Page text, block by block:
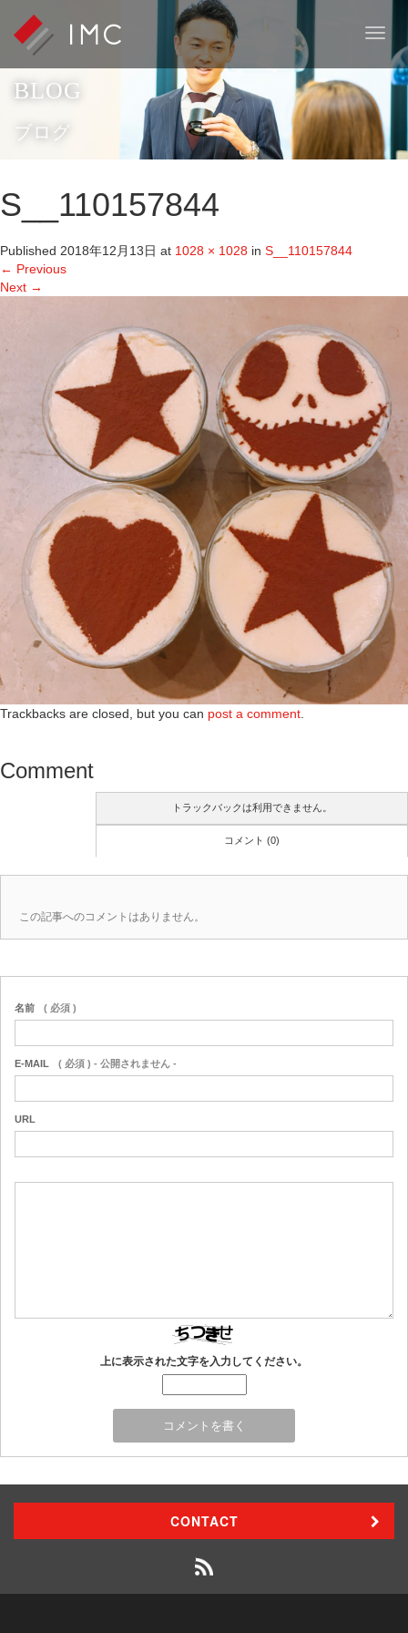
T
g
l
e
a
BLOG
ブログ
S__110157844
Published 2018年12月13日 at 1028 × 1028 in S__110157844
← Previous
Next →
Trackbacks are closed, but you can post a comment
Comment
トラックバックは利用できません。
コメント (0)
この記事へのコメントはありません。
名前 ( 必須 )
E-MAIL ( 必須 ) - 公開されません -
URL
上に表示された文字を入力してください。
CONTACT